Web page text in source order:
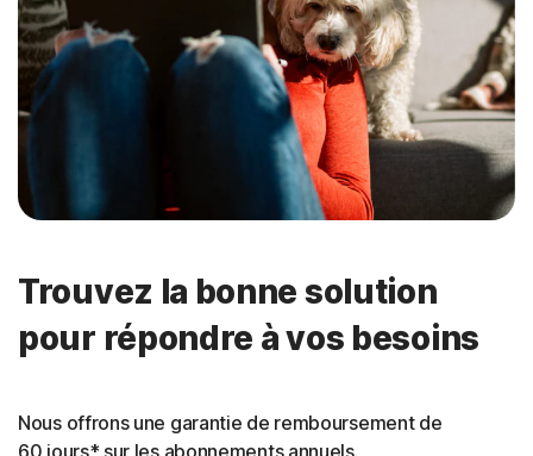
Trouvez la bonne solution
pour répondre à vos besoins
Nous offrons une garantie de remboursement de
60 jours* sur les abonnements annuels.